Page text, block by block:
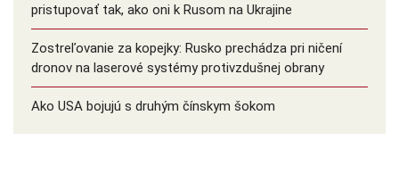
pristupovať tak, ako oni k Rusom na Ukrajine
Zostreľovanie za kopejky: Rusko prechádza pri ničení
dronov na laserové systémy protivzdušnej obrany
Ako USA bojujú s druhým čínskym šokom